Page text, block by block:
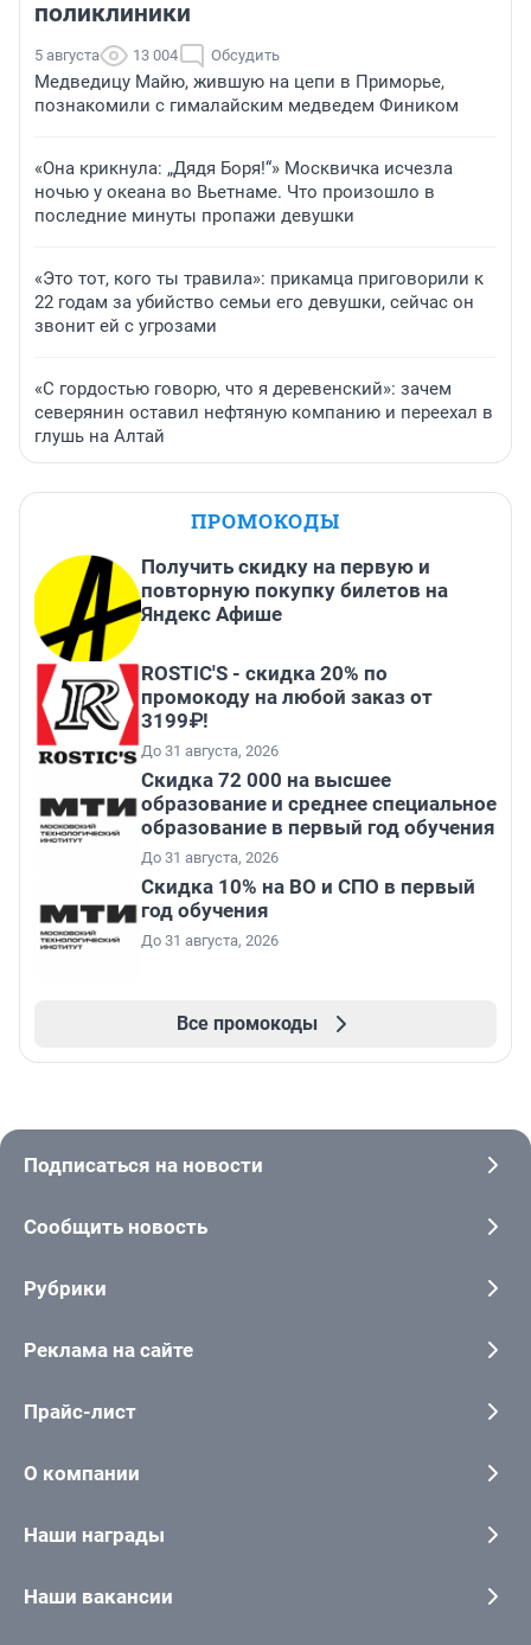
поликлиники
5 августа 13 004 Обсудить
Медведицу Майю, жившую на цепи в Приморье,
познакомили с гималайским медведем Фиником
«Она крикнула: „Дядя Боря!“» Москвичка исчезла
ночью у океана во Вьетнаме. Что произошло в
последние минуты пропажи девушки
«Это тот, кого ты травила»: прикамца приговорили к
22 годам за убийство семьи его девушки, сейчас он
звонит ей с угрозами
«С гордостью говорю, что я деревенский»: зачем
северянин оставил нефтяную компанию и переехал в
глушь на Алтай
ПРОМОКОДЫ
Получить скидку на первую и
повторную покупку билетов на
Яндекс Афише
ROSTIC'S - скидка 20% по
промокоду на любой заказ от
3199₽!
До 31 августа, 2026
Скидка 72 000 на высшее
образование и среднее специальное
образование в первый год обучения
До 31 августа, 2026
Скидка 10% на ВО и СПО в первый
год обучения
До 31 августа, 2026
Все промокоды
Подписаться на новости
Сообщить новость
Рубрики
Реклама на сайте
Прайс-лист
О компании
Наши награды
Наши вакансии